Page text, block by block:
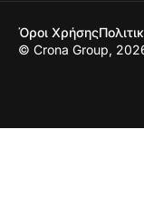
© Crona Group,
Όροι Χρήσης